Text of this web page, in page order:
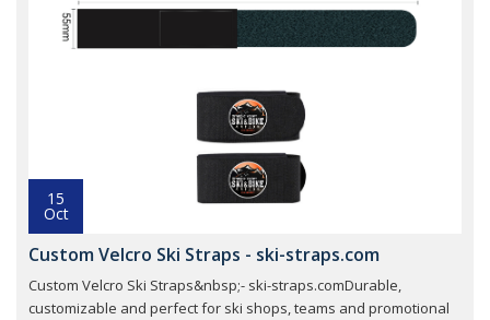
15
Oct
Custom Velcro Ski Straps - ski-straps.com
Custom Velcro Ski Straps&nbsp;- ski-straps.comDurable,
customizable and perfect for ski shops, teams and promotional